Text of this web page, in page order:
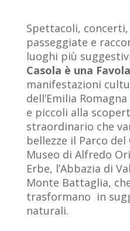
Spettacoli,
passeggiate e
luoghi più
Casola è una
manifestazioni
dell’Emilia
e piccoli alla
straordinario che
bellezze il Parco del
Museo di Alfredo
Erbe, l’Abbazia di
Monte Battaglia,
trasformano in
naturali.